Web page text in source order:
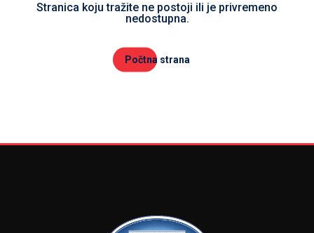
Stranica koju tražite ne postoji ili je privremeno
nedostupna.
Počtna strana